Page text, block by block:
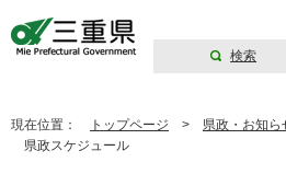
検索
現在位置： トップページ > 県政・お知ら
県政スケジュール